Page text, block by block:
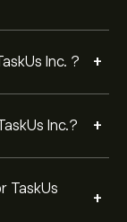
Inc. ? +
Inc.? +
TaskUs
+